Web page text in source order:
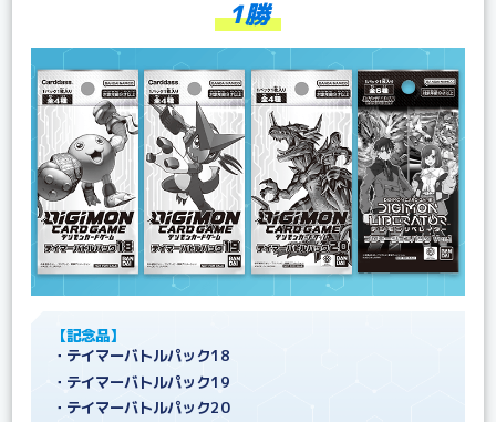
1勝
【記念品】
・テイマーバトルパック18
・テイマーバトルパック19
・テイマーバトルパック20